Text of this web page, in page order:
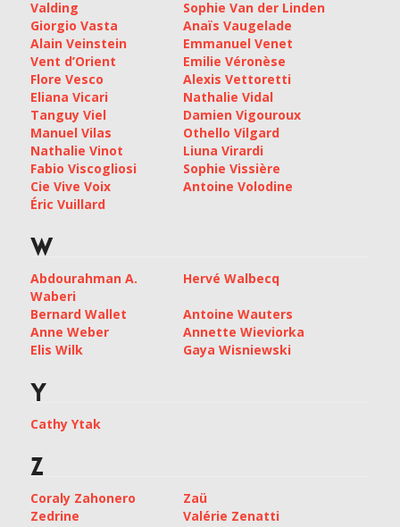
Valding
Sophie Van der Linden
Giorgio Vasta
Anaïs Vaugelade
Alain Veinstein
Emmanuel Venet
Vent d’Orient
Emilie Véronèse
Flore Vesco
Alexis Vettoretti
Eliana Vicari
Nathalie Vidal
Tanguy Viel
Damien Vigouroux
Manuel Vilas
Othello Vilgard
Nathalie Vinot
Liuna Virardi
Fabio Viscogliosi
Sophie Vissière
Cie Vive Voix
Antoine Volodine
Éric Vuillard
W
Abdourahman A.
Waberi
Hervé Walbecq
Bernard Wallet
Antoine Wauters
Anne Weber
Annette Wieviorka
Elis Wilk
Gaya Wisniewski
Y
Cathy Ytak
Z
Coraly Zahonero
Zaü
Zedrine
Valérie Zenatti